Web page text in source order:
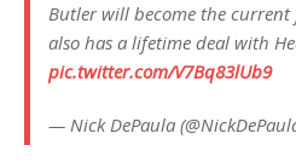
Butler will become the
also has a lifetime deal with
pic.twitter.com/V7Bq83lUb9
— Nick DePaula